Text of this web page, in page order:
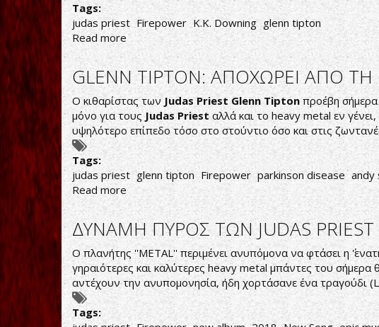
Tags:
judas priest Firepower K.K. Downing glenn tipton
Read more about
O
ROB
HALFORD
ΞΕΚΑΘΑΡΙΖΕΙ
ΤΙΣ
ΦΗΜΕΣ
ΣΧΕΤΙΚΑ
ΜΕ
ΤΙΣ
ΔΗΛΩΣΕΙΣ
ΤΟΥ
K.K.
DOWNING
GLENN TIPTON: ΑΠΟΧΩΡΕΙ ΑΠΟ ΤΗ
Ο κιθαρίστας τωνJudas Priest Glenn Tiptonπροέβη
μόνο για τους Judas Priestαλλά και το heavy metal εν
υψηλότερο επίπεδο τόσο στο στούντιο όσο και στις
Tags:
judas priest glenn tipton Firepower parkinson disease andy
Read more about
GLENN
TIPTON:
ΑΠΟΧΩΡΕΙ
ΑΠΟ
ΤΗ
ΠΕΡΙΟΔΕΙΑ
ΛΟΓΩ
PARKINSON
ΔΥΝΑΜΗ ΠΥΡΟΣ ΤΩΝ JUDAS PRIEST
Ο πλανήτης ''METAL'' περιμένει ανυπόμονα να φτάσει η
γηραιότερες και καλύτερες heavy metal μπάντες του
αντέχουν την ανυπομονησία, ήδη χορτάσανε ένα τραγούδι
Tags: